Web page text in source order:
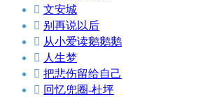
 文安城
 别再说以后
 从小爱读鹅鹅鹅
 人生梦
 把悲伤留给自己
 回忆兜圈-杜坪